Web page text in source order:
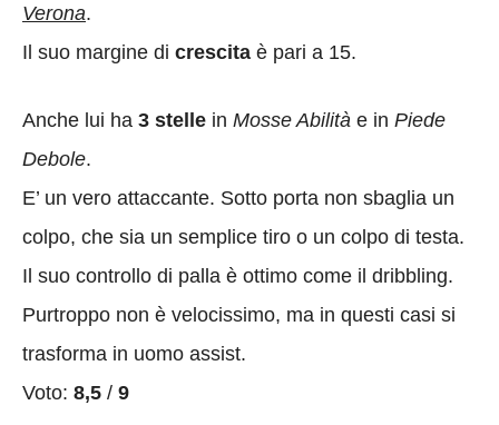
Verona.
Il suo margine di crescita è pari a 15.
Anche lui ha 3 stelle in Mosse Abilità e in Piede
Debole.
E’ un vero attaccante. Sotto porta non sbaglia un
colpo, che sia un semplice tiro o un colpo di testa.
Il suo controllo di palla è ottimo come il dribbling.
Purtroppo non è velocissimo, ma in questi casi si
trasforma in uomo assist.
Voto: 8,5 / 9